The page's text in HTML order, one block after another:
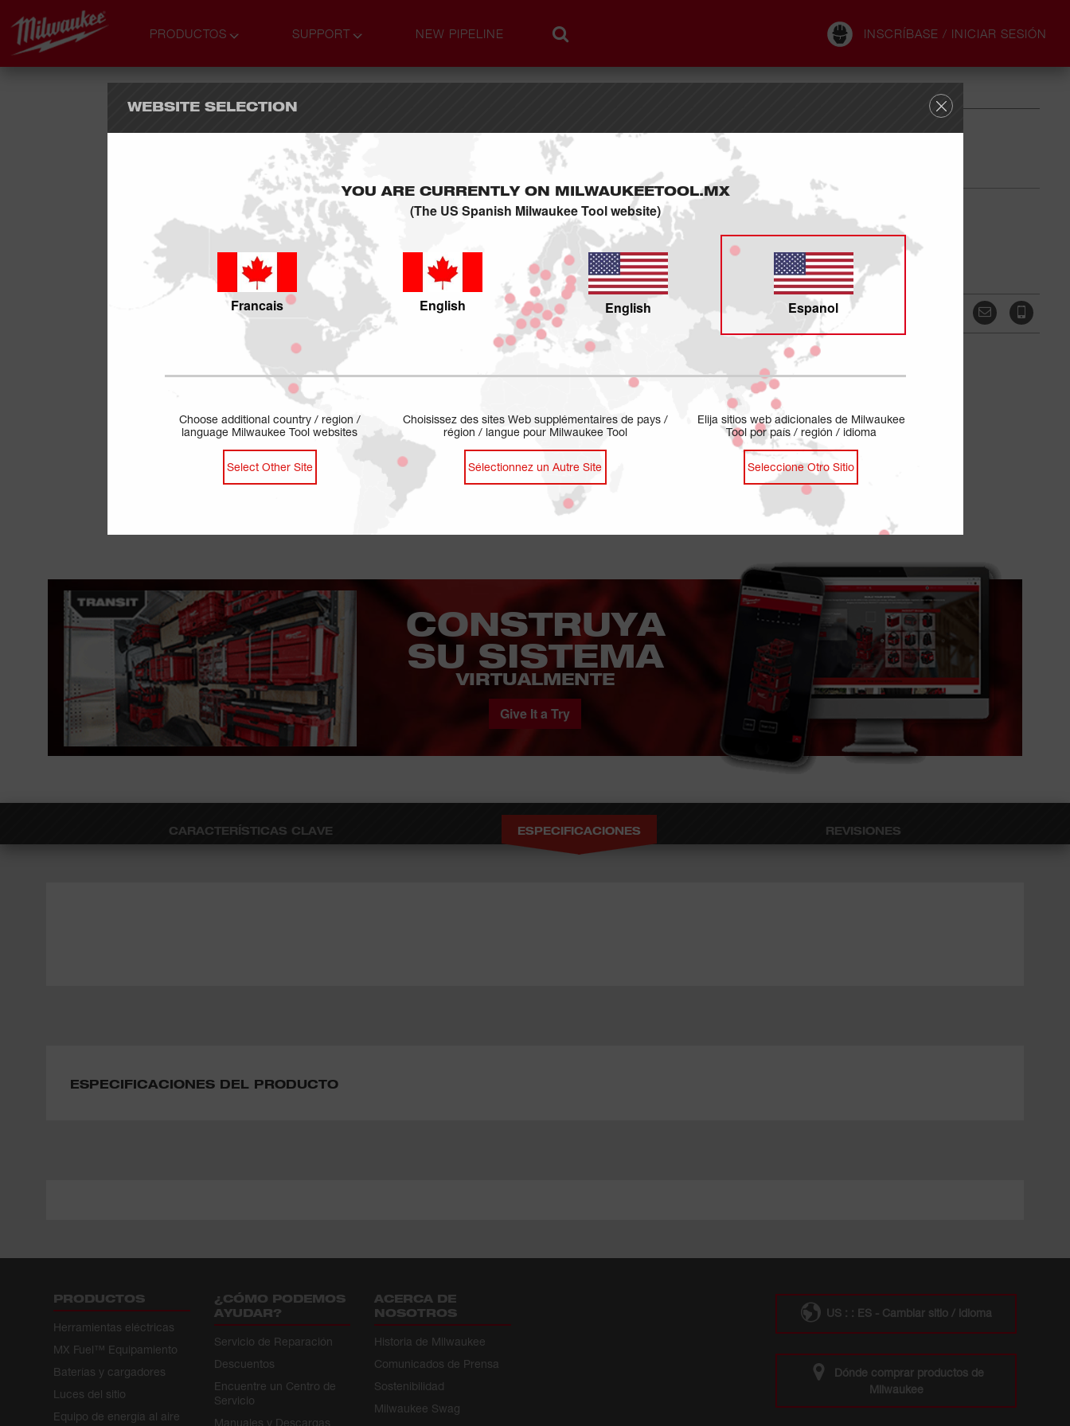
PRODUCTOS SUPPORT NEW PIPELINE INSCRÍBASE / INICIAR SESIÓN
WEBSITE SELECTION
YOU ARE CURRENTLY ON MILWAUKEETOOL.MX
(The US Spanish Milwaukee Tool website)
Francais English English Espanol
Choose additional country / region /
language Milwaukee Tool websites
Select Other Site
Choisissez des sites Web supplémentaires de pays /
région / langue pour Milwaukee Tool
Sélectionnez un Autre Site
Elija sitios web adicionales de Milwaukee
Tool por país / región / idioma
Seleccione Otro Sitio
49-66-6803
(1) 49-66-6803
No Hay Vendedores Encontrados
COMPARTIR ESTO
CONSTRUYA
SU SISTEMA
VIRTUALMENTE
Give It a Try
CARACTERÍSTICAS CLAVE ESPECIFICACIONES REVISIONES
ESPECIFICACIONES DEL PRODUCTO
PRODUCTOS
Herramientas eléctricas
MX Fuel™ Equipamiento
Baterías y cargadores
Luces del sitio
Equipo de energía al aire
¿CÓMO PODEMOS
AYUDAR?
Servicio de Reparación
Descuentos
Encuentre un Centro de
Servicio
Manuales y Descargas
ACERCA DE
NOSOTROS
Historia de Milwaukee
Comunicados de Prensa
Sostenibilidad
Milwaukee Swag
US : : ES - Cambiar sitio / idioma
Dónde comprar productos de
Milwaukee